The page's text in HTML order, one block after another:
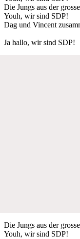
Die Jungs aus der
Youh, wir sind SDP!
Dag und Vincent
Ja hallo, wir sind SDP!
Die Jungs aus der
Youh, wir sind SDP!